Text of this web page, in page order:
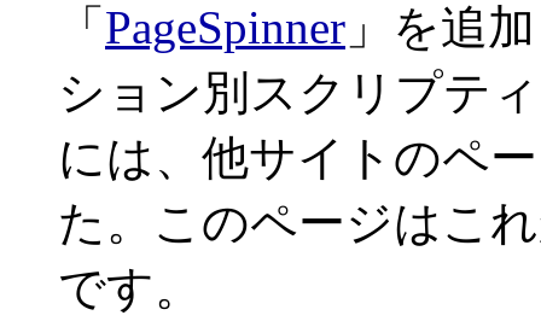
「 PageSpinner 」を追
ション別スクリプテ
には、他サイトのペ
た。このページはこ
です。